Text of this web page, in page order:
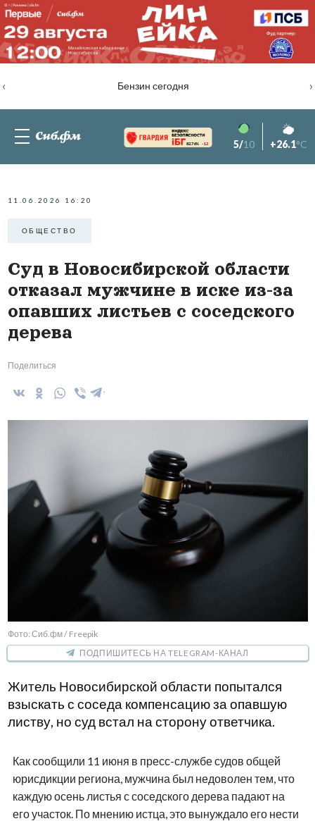
Бензин сегодня
‹ ›
82.76% -1.2 5/10 +26.1°C
11.06.2026 16:20
ОБЩЕСТВО
Суд в Новосибирской области
отказал мужчине в иске из-за
опавших листьев с соседского
дерева
Поделиться
Фото: Сиб.фм / Freepik
ПОДПИШИТЕСЬ НА TELEGRAM-КАНАЛ
Житель Новосибирской области попытался
взыскать с соседа компенсацию за опавшую
листву, но суд встал на сторону ответчика.
Как сообщили 11 июня в пресс-службе судов общей
юрисдикции региона, мужчина был недоволен тем, что
каждую осень листья с соседского дерева падают на
его участок. По мнению истца, это вынуждало его нести